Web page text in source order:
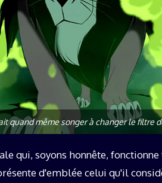
quand même songer à changer le filtre
qui, soyons honnête,
d'emblée celui qu'il